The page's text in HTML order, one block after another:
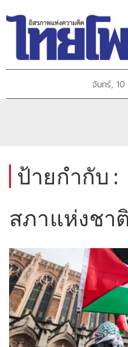
จันทร์,
ป้ายกำกับ :
สภาแห่งชา